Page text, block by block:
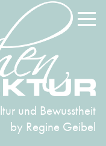
und Bewusstheit
by Regine Geibel